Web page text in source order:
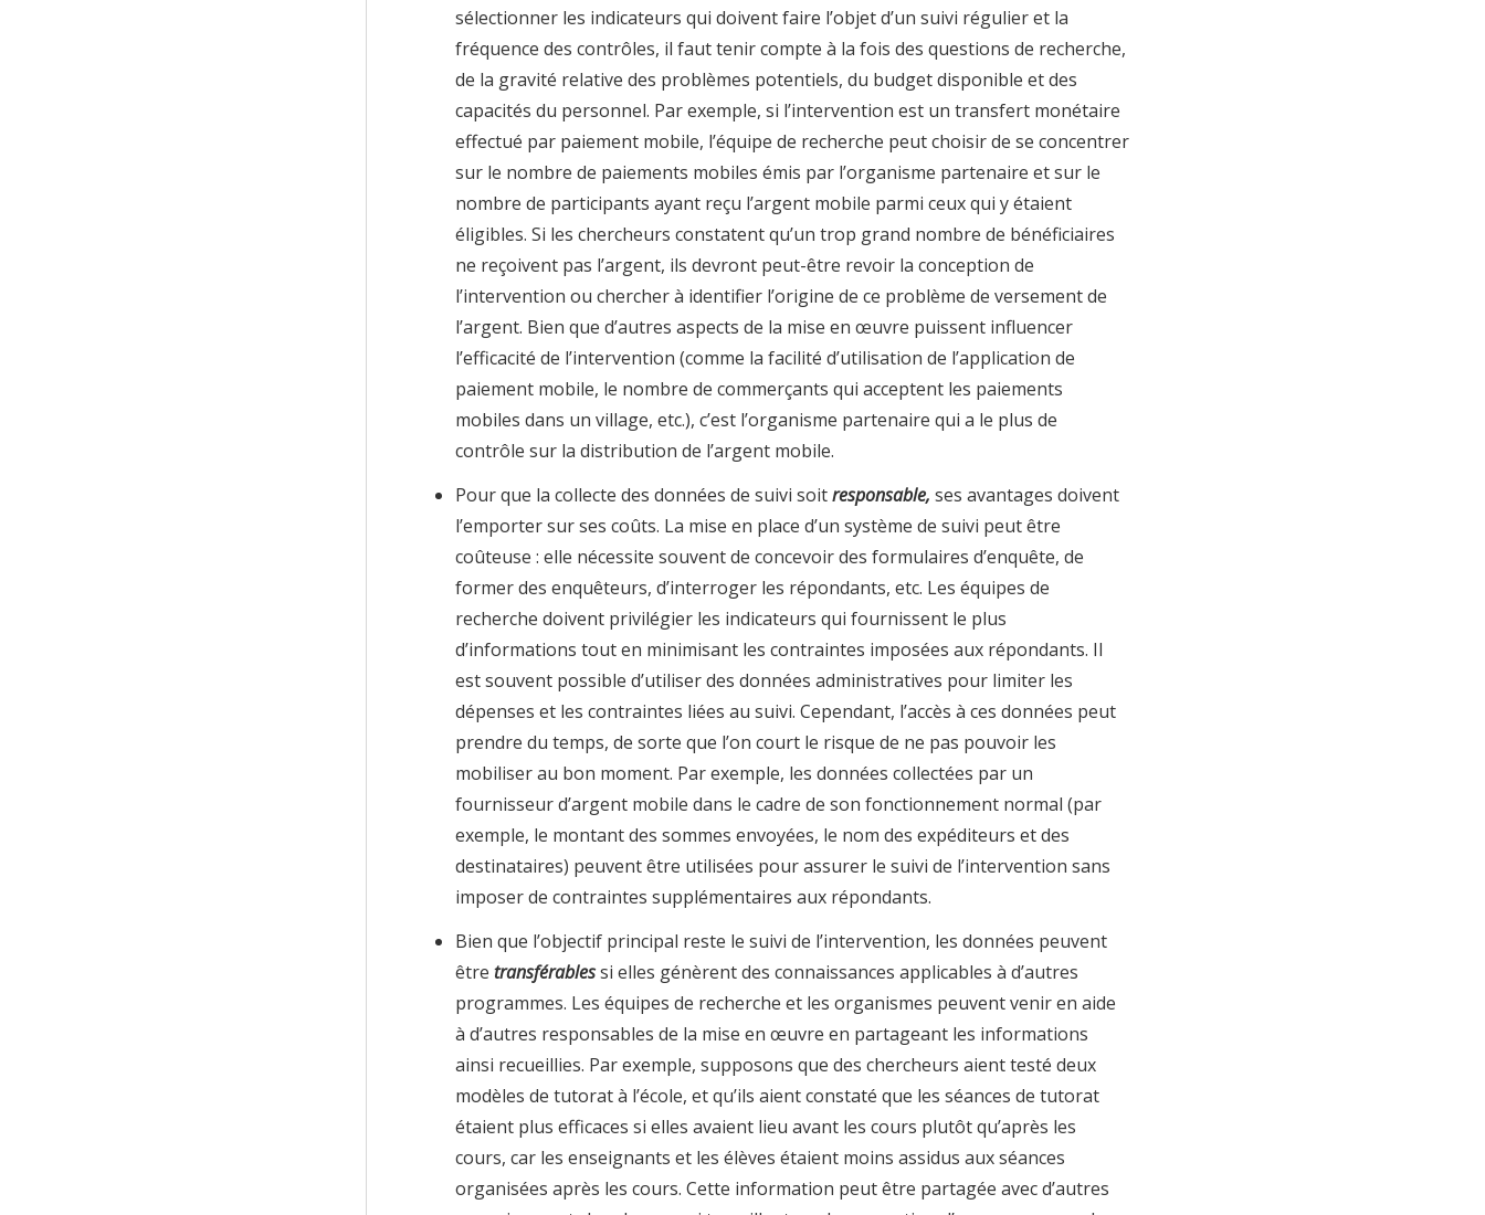
sélectionner les indicateurs qui doivent faire l’objet d’un suivi régulier et la
fréquence des contrôles, il faut tenir compte à la fois des questions de recherche,
de la gravité relative des problèmes potentiels, du budget disponible et des
capacités du personnel. Par exemple, si l’intervention est un transfert monétaire
effectué par paiement mobile, l’équipe de recherche peut choisir de se concentrer
sur le nombre de paiements mobiles émis par l’organisme partenaire et sur le
nombre de participants ayant reçu l’argent mobile parmi ceux qui y étaient
éligibles. Si les chercheurs constatent qu’un trop grand nombre de bénéficiaires
ne reçoivent pas l’argent, ils devront peut-être revoir la conception de
l’intervention ou chercher à identifier l’origine de ce problème de versement de
l’argent. Bien que d’autres aspects de la mise en œuvre puissent influencer
l’efficacité de l’intervention (comme la facilité d’utilisation de l’application de
paiement mobile, le nombre de commerçants qui acceptent les paiements
mobiles dans un village, etc.), c’est l’organisme partenaire qui a le plus de
contrôle sur la distribution de l’argent mobile.
Pour que la collecte des données de suivi soitresponsable, ses avantages doivent
l’emporter sur ses coûts. La mise en place d’un système de suivi peut être
coûteuse : elle nécessite souvent de concevoir des formulaires d’enquête, de
former des enquêteurs, d’interroger les répondants, etc. Les équipes de
recherche doivent privilégier les indicateurs qui fournissent le plus
d’informations tout en minimisant les contraintes imposées aux répondants. Il
est souvent possible d’utiliser des données administratives pour limiter les
dépenses et les contraintes liées au suivi. Cependant, l’accès à ces données peut
prendre du temps, de sorte que l’on court le risque de ne pas pouvoir les
mobiliser au bon moment. Par exemple, les données collectées par un
fournisseur d’argent mobile dans le cadre de son fonctionnement normal (par
exemple, le montant des sommes envoyées, le nom des expéditeurs et des
destinataires) peuvent être utilisées pour assurer le suivi de l’intervention sans
imposer de contraintes supplémentaires aux répondants.
Bien que l’objectif principal reste le suivi de l’intervention, les données peuvent
être transférablessi elles génèrent des connaissances applicables à d’autres
programmes. Les équipes de recherche et les organismes peuvent venir en aide
à d’autres responsables de la mise en œuvre en partageant les informations
ainsi recueillies. Par exemple, supposons que des chercheurs aient testé deux
modèles de tutorat à l’école, et qu’ils aient constaté que les séances de tutorat
étaient plus efficaces si elles avaient lieu avant les cours plutôt qu’après les
cours, car les enseignants et les élèves étaient moins assidus aux séances
organisées après les cours. Cette information peut être partagée avec d’autres